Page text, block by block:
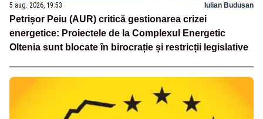
5 aug. 2026, 19:53 Iulian Budusan
Petrișor Peiu (AUR) critică gestionarea crizei
energetice: Proiectele de la Complexul Energetic
Oltenia sunt blocate în birocrație și restricții legislative